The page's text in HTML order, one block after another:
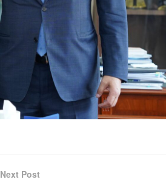
Next Post